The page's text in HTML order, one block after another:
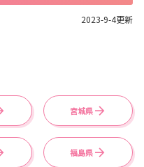
2023-9-4更新
宮城県
福島県